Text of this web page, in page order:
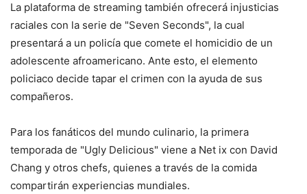
La plataforma de streaming también ofrecerá injusticias
raciales con la serie de "Seven Seconds", la cual
presentará a un policía que comete el homicidio de un
adolescente afroamericano. Ante esto, el elemento
policiaco decide tapar el crimen con la ayuda de sus
compañeros.
Para los fanáticos del mundo culinario, la primera
temporada de "Ugly Delicious" viene a Net ix con David
Chang y otros chefs, quienes a través de la comida
compartirán experiencias mundiales.